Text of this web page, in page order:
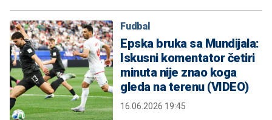
Fudbal
Epska bruka sa Mundijala:
Iskusni komentator četiri
minuta nije znao koga
gleda na terenu (VIDEO)
16.06.2026 19:45